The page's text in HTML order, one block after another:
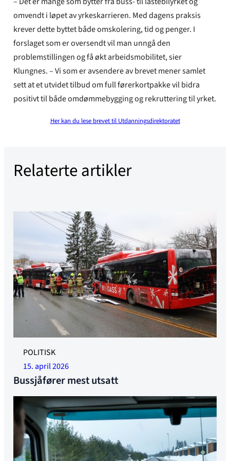
omvendt i løpet av yrkeskarrieren. Med dagens praksis
krever dette byttet både omskolering, tid og penger. I
forslaget som er oversendt vil man unngå den
problemstillingen og få økt arbeidsmobilitet, sier
Klungnes. – Vi som er avsendere av brevet mener samlet
sett at et utvidet tilbud om full førerkortpakke vil bidra
positivt til både omdømmebygging og rekruttering til yrket.
Her kan du lese brevet til Utdanningsdirektoratet
Relaterte artikler
Foto: SHK
POLITISK
15. april 2026
Bussjåfører mest utsatt